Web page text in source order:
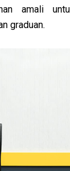
amali
graduan.